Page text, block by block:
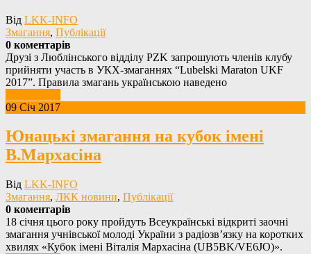
Від LKK-INFO
Змагання, Публікації
0 коментарів
Друзі з Люблінського відділу PZK запрошують членів клубу
прийняти участь в УКХ-змаганнях “Lubelski Maraton UKF
2017”. Правила змагань українською наведено
09 Січ 2017
Юнацькі змагання на кубок імені
В.Мархасіна
Від LKK-INFO
Змагання, ЛКК новини, Публікації
0 коментарів
18 січня цього року пройдуть Всеукраїнські відкриті заочні
змагання учнівської молоді України з радіозв’язку на коротких
хвилях «Кубок імені Віталія Мархасіна (UB5BK/VE6JO)».